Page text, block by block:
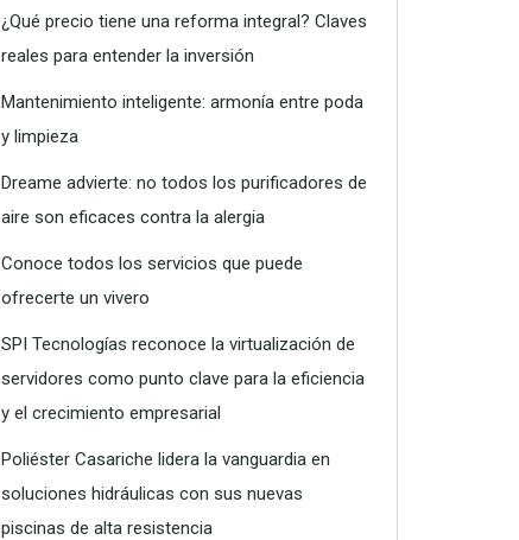
¿Qué precio tiene una reforma integral? Claves
reales para entender la inversión
Mantenimiento inteligente: armonía entre poda
y limpieza
Dreame advierte: no todos los purificadores de
aire son eficaces contra la alergia
Conoce todos los servicios que puede
ofrecerte un vivero
SPI Tecnologías reconoce la virtualización de
servidores como punto clave para la eficiencia
y el crecimiento empresarial
Poliéster Casariche lidera la vanguardia en
soluciones hidráulicas con sus nuevas
piscinas de alta resistencia